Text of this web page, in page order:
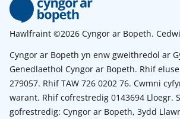
Hawlfraint ©2026 Cyngor ar Bopeth.
Cyngor ar Bopeth yn enw gweithredol ar
Genedlaethol Cyngor ar Bopeth. Rhif
279057. Rhif TAW 726 0202 76. Cwmni
warant. Rhif cofrestredig 0143694 Lloegr.
gofrestredig: Cyngor ar Bopeth, 3ydd